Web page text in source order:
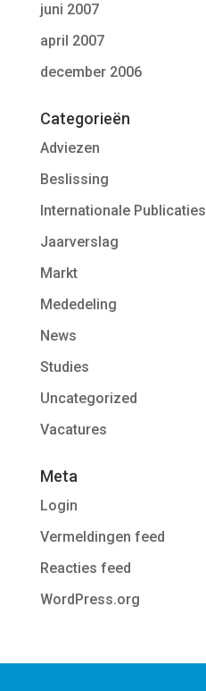
juni 2007
april 2007
december 2006
Categorieën
Adviezen
Beslissing
Internationale Publicaties
Jaarverslag
Markt
Mededeling
News
Studies
Uncategorized
Vacatures
Meta
Login
Vermeldingen feed
Reacties feed
WordPress.org